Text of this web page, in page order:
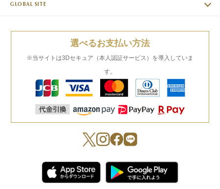
GLOBAL SITE
選べるお支払い方法
※当サイトは3Dセキュア（本人認証サービス）を導入していま
す。